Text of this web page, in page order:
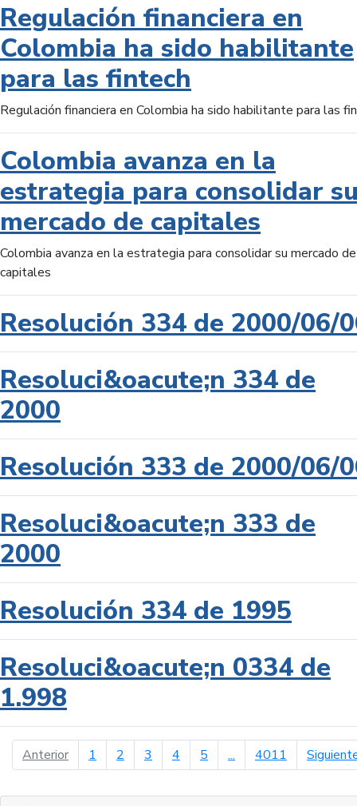
Regulación financiera en
Colombia ha sido habilitante
para las fintech
Regulación financiera en Colombia ha sido habilitante para las
Colombia avanza en la
estrategia para consolidar
mercado de capitales
Colombia avanza en la estrategia para consolidar su mercado de
capitales
Resolución 334 de 2000/06/
Resoluci&oacute;n 334 de
2000
Resolución 333 de 2000/06/
Resoluci&oacute;n 333 de
2000
Resolución 334 de 1995
Resoluci&oacute;n 0334 de
1.998
Anteriorpágina anterior
1 2 3 4 5 ... 4011